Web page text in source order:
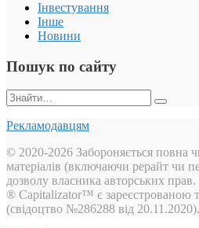
Інвестування
Інше
Новини
Пошук по сайту
Пошук:
Рекламодавцям
© 2020-2026 Забороняється повна
матеріалів (включаючи рерайт чи
дозволу власника авторських прав.
® Capitalizator™ є зареєстрованою
(свідоцтво №286288 від